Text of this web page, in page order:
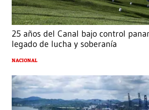
25 años del Canal bajo control
legado de lucha y soberanía
NACIONAL